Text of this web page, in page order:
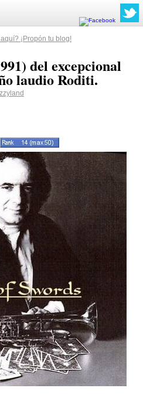
¡Propón tu blog!
del excepcional
laudio Roditi.